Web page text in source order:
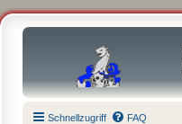
Schnellzugriff FAQ